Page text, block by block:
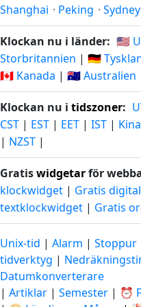
Shanghai · Peking · Sydney
Klockan nu i länder: 🇺🇸
Storbritannien | 🇩🇪
🇨🇦 Kanada | 🇦🇺 Australien
Klockan nu i tidszoner:
CST | EST | EET | IST |
| NZST |
Gratiswidgetarför
klockwidget | Gratis
textklockwidget | Gratis
Unix-tid | Alarm | Stoppur
tidverktyg |
Datumkonverterare
| Artiklar | Semester | ⏰